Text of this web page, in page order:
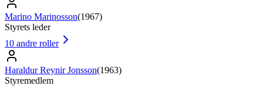
Marino Marinosson(1967)
Styrets leder
10 andre roller
Haraldur Reynir Jonsson(1963)
Styremedlem